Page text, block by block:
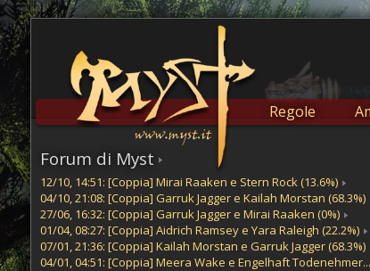
Regole
Forum di Myst
12/10, 14:51: [Coppia] Mirai Raaken e Stern Rock (13.6%)
04/10, 21:08: [Coppia] Garruk Jagger e Kailah Morstan (68.3%)
27/06, 16:32: [Coppia] Garruk Jagger e Mirai Raaken (0%)
01/04, 08:27: [Coppia] Aidrich Ramsey e Yara Raleigh (22.2%)
07/01, 21:36: [Coppia] Kailah Morstan e Garruk Jagger (68.3%)
04/01, 04:51: [Coppia] Meera Wake e Engelhaft Todenehmer...